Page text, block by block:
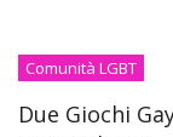
Comunità LGBT
Due Giochi